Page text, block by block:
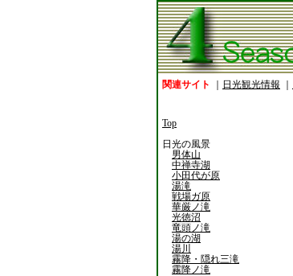
関連サイト 日光観光情報
Top
日光の風景
男体山
中禅寺湖
小田代が原
湯滝
戦場ガ原
華厳ノ滝
光徳沼
竜頭ノ滝
湯の湖
湯川
霧降・隠れ三滝
霧降ノ滝